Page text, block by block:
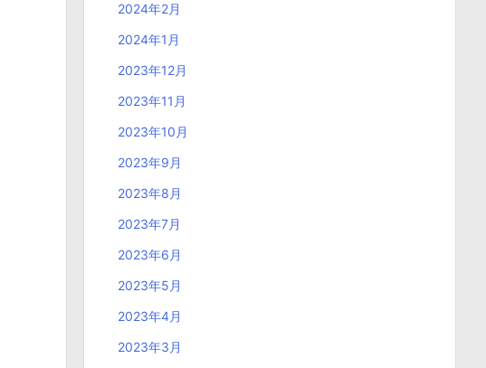
2024年2月
2024年1月
2023年12月
2023年11月
2023年10月
2023年9月
2023年8月
2023年7月
2023年6月
2023年5月
2023年4月
2023年3月